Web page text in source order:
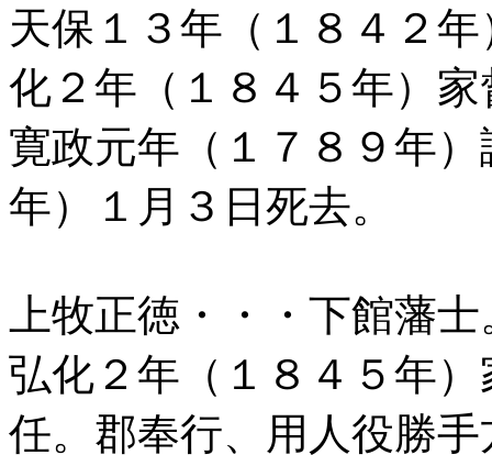
天保１３年（１８４２
化２年（１８４５年）
寛政元年（１７８９年
年）１月３日死去。
上牧正徳・・・下館藩士
弘化２年（１８４５年
任。郡奉行、用人役勝